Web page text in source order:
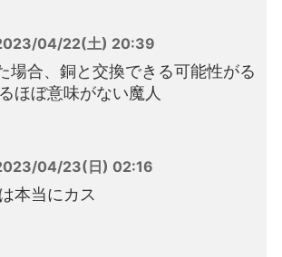
04/22(土) 20:39
場合、銅と交換できる可能性がる
ほぼ意味がない魔人
04/23(日) 02:16
本当にカス